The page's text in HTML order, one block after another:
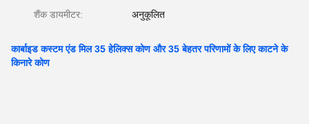
शैंक डायमीटर: अनुकूलित
कार्बाइड कस्टम एंड मिल 35 हेलिक्स कोण और 35 बेहतर परिणामों के लिए काटने के
किनारे कोण